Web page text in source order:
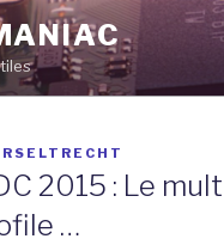
RSELTRECHT
2015 : Le
…